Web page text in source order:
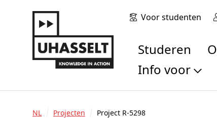
Voor studenten
Studeren
Info voor
Toekomstige
NL Projecten Project R-5298